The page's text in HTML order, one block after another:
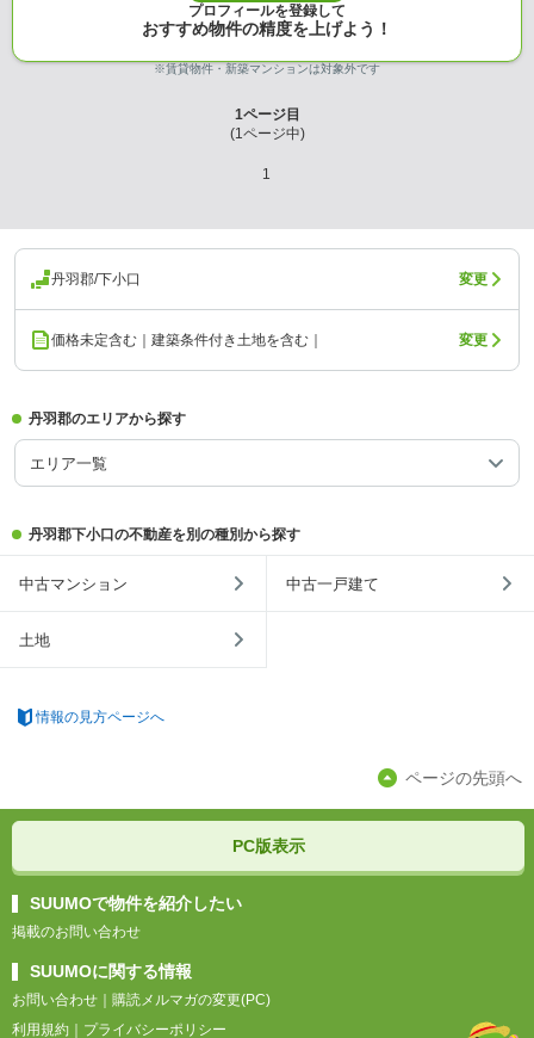
プロフィールを登録して
おすすめ物件の精度を上げよう！
※賃貸物件・新築マンションは対象外です
1ページ目
(1ページ中)
1
丹羽郡/下小口 変更
価格未定含む｜建築条件付き土地を含む｜ 変更
丹羽郡のエリアから探す
エリア一覧
丹羽郡下小口の不動産を別の種別から探す
中古マンション 中古一戸建て
土地
情報の見方ページへ
ページの先頭へ
PC版表示
SUUMOで物件を紹介したい
掲載のお問い合わせ
SUUMOに関する情報
お問い合わせ
購読メルマガの変更(PC)
利用規約
プライバシーポリシー